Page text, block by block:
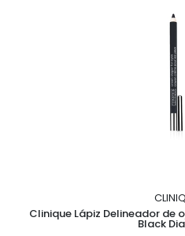
Clinique Lápiz Delineador de
Black